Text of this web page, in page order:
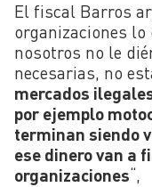
El fiscal Barros
organizaciones lo
nosotros no le
necesarias, no
mercados
por ejemplo
terminan siendo
ese dinero van a
organizaciones“,